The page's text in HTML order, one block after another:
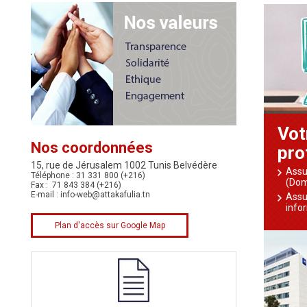
Nos coordonnées
15, rue de Jérusalem 1002 Tunis Belvédère
Téléphone : 31 331 800 (+216)
Fax : 71 843 384 (+216)
E-mail : info-web@attakafulia.tn
Plan d'accès sur Google Map